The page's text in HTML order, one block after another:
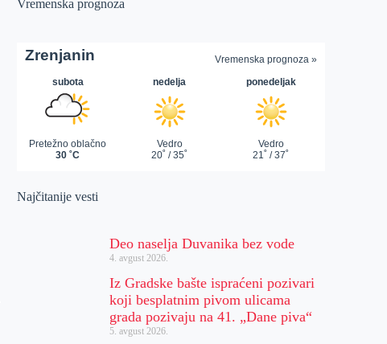
Vremenska prognoza
Najčitanije vesti
Deo naselja Duvanika bez vode
4. avgust 2026.
Iz Gradske bašte ispraćeni pozivari
koji besplatnim pivom ulicama
grada pozivaju na 41. „Dane piva“
5. avgust 2026.